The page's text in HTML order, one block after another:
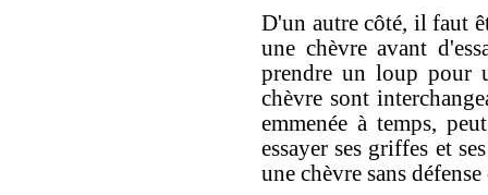
D'un autre côté, il faut
une chèvre avant
prendre un loup pour
chèvre sont
emmenée à temps,
essayer ses griffes et
une chèvre sans